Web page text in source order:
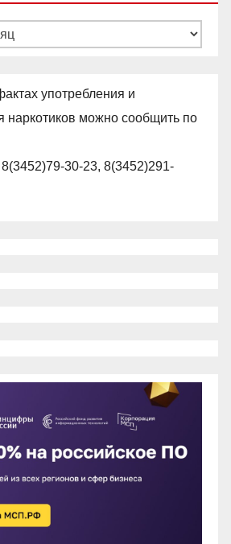
употребления и
наркотиков можно сообщить по
30-23, 8(3452)291-